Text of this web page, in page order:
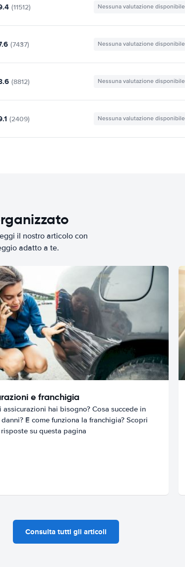
(11512) Nessuna valutazione disponibile
(7437) Nessuna valutazione disponibile
(8812) Nessuna valutazione disponibile
(2409) Nessuna valutazione disponibile
il nostro articolo con
adatto a te.
e franchigia
assicurazioni hai bisogno? Cosa succede in
E come funziona la franchigia? Scopri
su questa pagina
Consulta tutti gli articoli